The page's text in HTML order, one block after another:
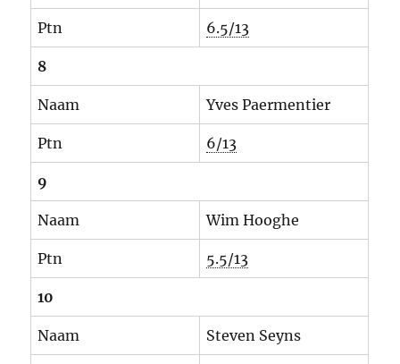
Ptn 6.5/13
8
Naam Yves Paermentier
Ptn 6/13
9
Naam Wim Hooghe
Ptn 5.5/13
10
Naam Steven Seyns